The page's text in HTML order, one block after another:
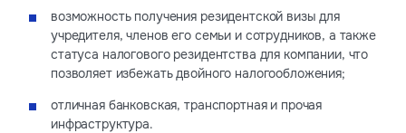
возможность получения резидентской визы для
учредителя, членов его семьи и сотрудников, а также
статуса налогового резидентства для компании, что
позволяет избежать двойного налогообложения;
отличная банковская, транспортная и прочая
инфраструктура.